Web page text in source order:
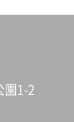
園1-2